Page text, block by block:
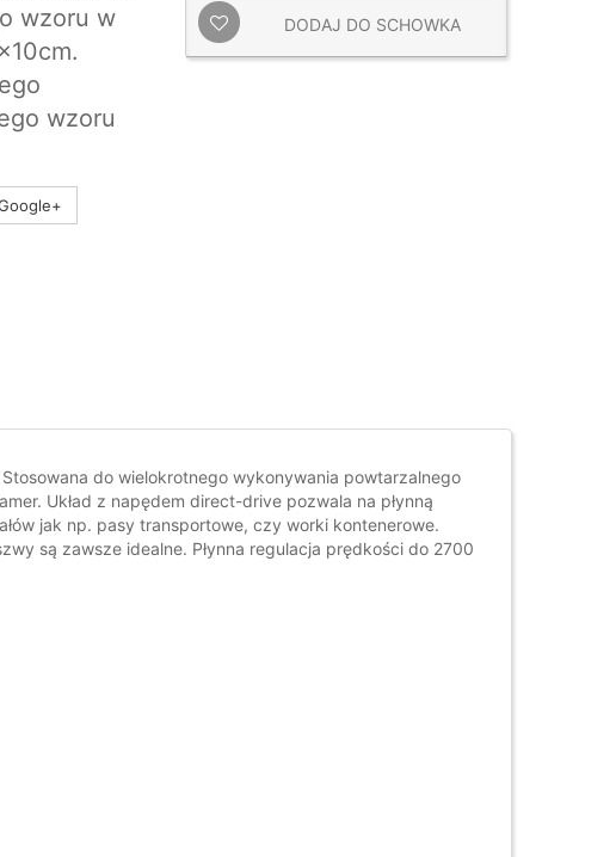
wzoru w
wzoru
DODAJ DO SCHOWKA
do wielokrotnego wykonywania powtarzalnego
Układ z napędem direct-drive pozwala na płynną
jak np. pasy transportowe, czy worki kontenerowe.
są zawsze idealne. Płynna regulacja prędkości do 2700